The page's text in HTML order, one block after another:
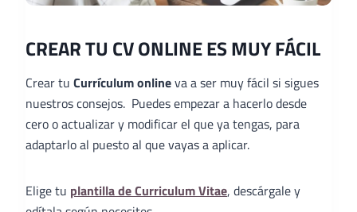
CREAR TU CV ONLINE ES MUY FÁCIL
Crear tu Currículum onlineva a ser muy fácil si sigues
nuestros consejos. Puedes empezar a hacerlo desde
cero o actualizar y modificar el que ya tengas, para
adaptarlo al puesto al que vayas a aplicar.
Elige tu plantilla de Curriculum Vitae, descárgale y